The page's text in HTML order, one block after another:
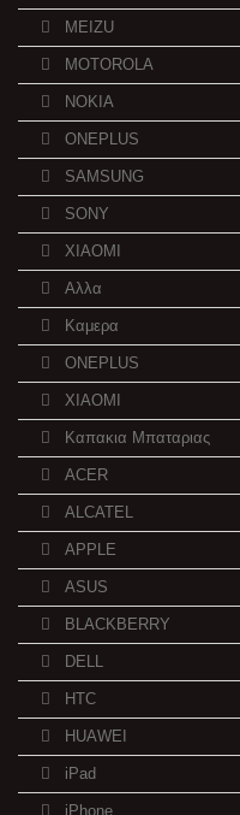
MEIZU
MOTOROLA
NOKIA
ONEPLUS
SAMSUNG
SONY
XIAOMI
Αλλα
Καμερα
ONEPLUS
XIAOMI
Καπακια Μπαταριας
ACER
ALCATEL
APPLE
ASUS
BLACKBERRY
DELL
HTC
HUAWEI
iPad
iPhone